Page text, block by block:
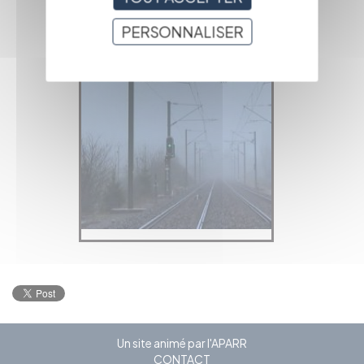
PAGE
PRÉCÉDENTE
Un site animé par l'APARR
CONTACT
PERSONNALISER